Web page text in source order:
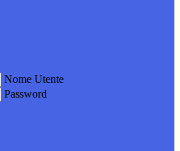
Nome Utente
Password